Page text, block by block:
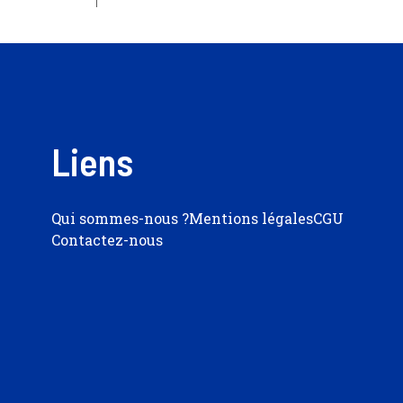
Liens
Qui sommes-nous ?Mentions légalesCGU
Contactez-nous